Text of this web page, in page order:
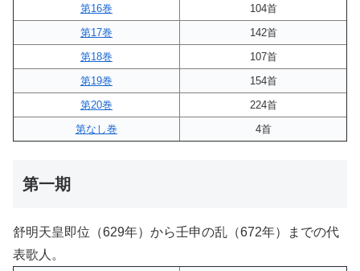
第16巻
104首
第17巻
142首
第18巻
107首
第19巻
154首
第20巻
224首
第なし巻
4首
第一期
舒明天皇即位（629年）から壬申の乱（672年）までの代
表歌人。